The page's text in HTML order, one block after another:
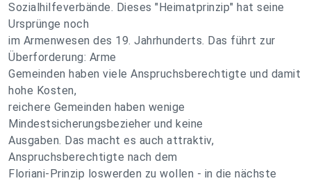
Sozialhilfeverbände. Dieses "Heimatprinzip" hat seine
Ursprünge noch
im Armenwesen des 19. Jahrhunderts. Das führt zur
Überforderung: Arme
Gemeinden haben viele Anspruchsberechtigte und damit
hohe Kosten,
reichere Gemeinden haben wenige
Mindestsicherungsbezieher und keine
Ausgaben. Das macht es auch attraktiv,
Anspruchsberechtigte nach dem
Floriani-Prinzip loswerden zu wollen - in die nächste